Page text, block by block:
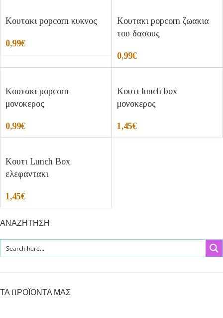
Κουτακι popcorn κυκνος
0,99€
Κουτακι popcorn ζωακια
του δασους
0,99€
Κουτακι popcorn
μονοκερος
0,99€
Κουτι lunch box
μονοκερος
1,45€
Κουτι Lunch Box
ελεφαντακι
1,45€
ΑΝΑΖΗΤΗΣΗ
ΤΑ ΠΡΟΪΟΝΤΑ ΜΑΣ